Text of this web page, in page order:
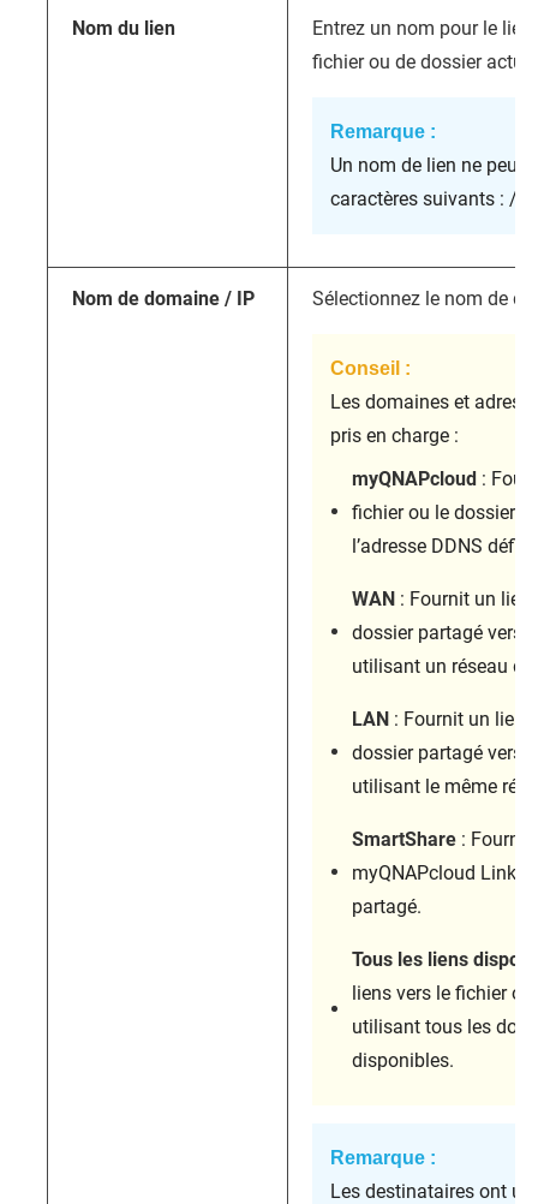
Nom du lien
Entrez un nom pour le
fichier ou de dossier
Remarque :
Un nom de lien ne peut
caractères suivants : / |
Nom de domaine / IP Sélectionnez le nom de
Conseil :
Les domaines et
pris en charge :
myQNAPcloud :
fichier ou le dossier
l’adresse DDNS
WAN : Fournit un lien
dossier partagé vers
utilisant un réseau
LAN : Fournit un lien
dossier partagé vers
utilisant le même
SmartShare : Fournit
myQNAPcloud Link
partagé.
Tous les liens
liens vers le fichier
utilisant tous les
disponibles.
Remarque :
Les destinataires ont